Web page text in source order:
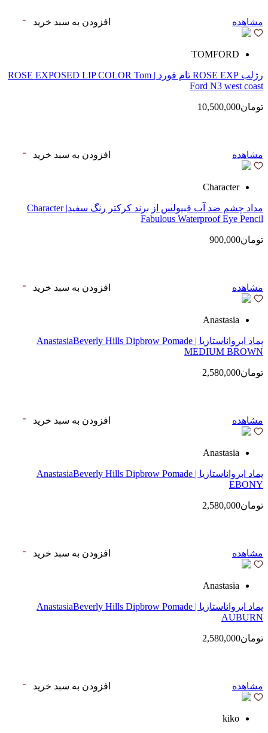
مشاهده افزودن به سبد خرید
TOMFORD
رژلب ROSE EXP تام فورد | ROSE EXPOSED LIP COLOR Tom
Ford N3 west coast
تومان10,500,000
مشاهده افزودن به سبد خرید
Character
مداد چشم ضد آب فبیولس از برند کرکتر رنگ سفید| Character
Fabulous Waterproof Eye Pencil
تومان900,000
مشاهده افزودن به سبد خرید
Anastasia
پماد ابرواناستازیا | AnastasiaBeverly Hills Dipbrow Pomade
MEDIUM BROWN
تومان2,580,000
مشاهده افزودن به سبد خرید
Anastasia
پماد ابرواناستازیا | AnastasiaBeverly Hills Dipbrow Pomade
EBONY
تومان2,580,000
مشاهده افزودن به سبد خرید
Anastasia
پماد ابرواناستازیا | AnastasiaBeverly Hills Dipbrow Pomade
AUBURN
تومان2,580,000
مشاهده افزودن به سبد خرید
kiko